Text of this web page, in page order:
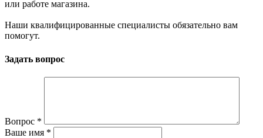
или работе магазина.
Наши квалифицированные специалисты обязательно вам
помогут.
Задать вопрос
Вопрос *
Ваше имя *